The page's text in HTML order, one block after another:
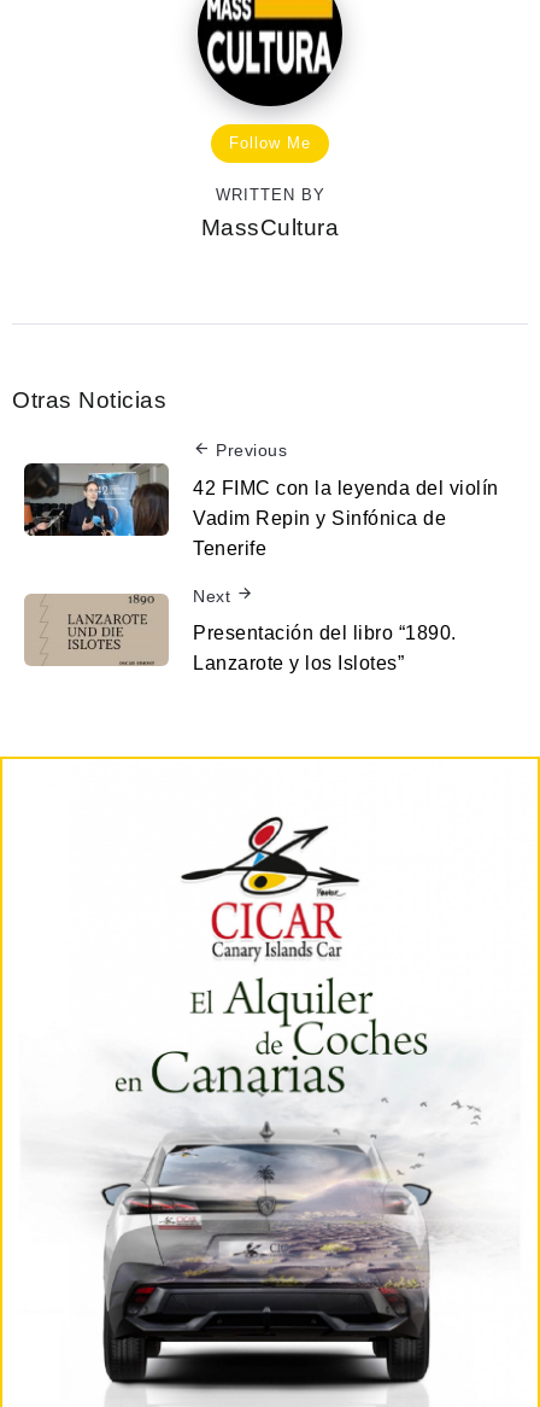
Follow Me
WRITTEN BY
MassCultura
Otras Noticias
Previous
42 FIMC con la leyenda del violín
Vadim Repin y Sinfónica de
Tenerife
Next
Presentación del libro “1890.
Lanzarote y los Islotes”